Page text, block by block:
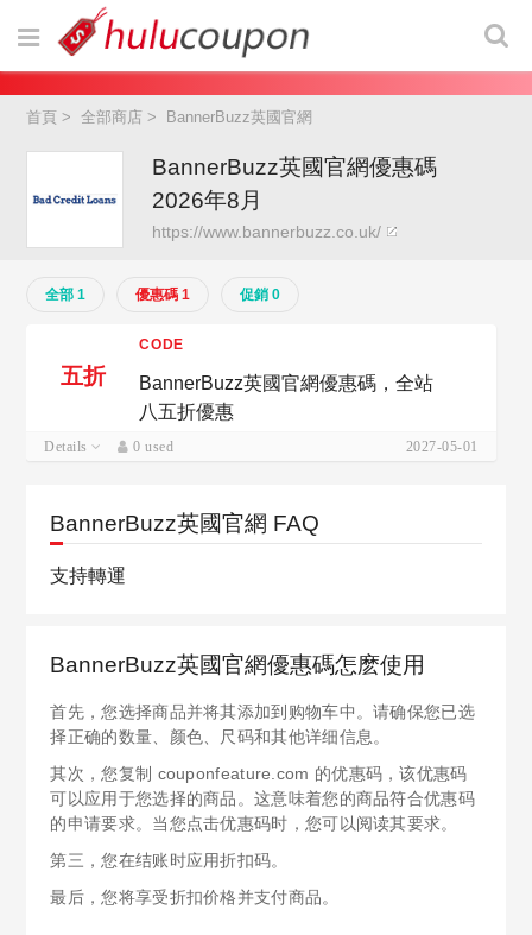
首頁 >全部商店 > BannerBuzz英國官網
BannerBuzz英國官網優惠碼
2026年8月
https://www.bannerbuzz.co.uk/
全部 1 優惠碼 1 促銷 0
五折
CODE
BannerBuzz英國官網優惠碼，全站
八五折優惠
Details 0 used 2027-05-01
BannerBuzz英國官網 FAQ
支持轉運
BannerBuzz英國官網優惠碼怎麽使用
首先，您选择商品并将其添加到购物车中。请确保您已选
择正确的数量、颜色、尺码和其他详细信息。
其次，您复制 couponfeature.com 的优惠码，该优惠码
可以应用于您选择的商品。这意味着您的商品符合优惠码
的申请要求。当您点击优惠码时，您可以阅读其要求。
第三，您在结账时应用折扣码。
最后，您将享受折扣价格并支付商品。